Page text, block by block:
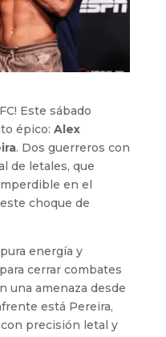
Este sábado
épico: Alex
. Dos guerreros con
de letales, que
en el
choque de
energía y
cerrar combates
una amenaza desde
está Pereira,
precisión letal y